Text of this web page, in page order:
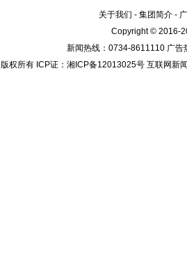
关于我们 - 集团简介 -
Copyright © 2016-
新闻热线：0734-8611110 广
版权所有 ICP证：湘ICP备12013025号 互联网